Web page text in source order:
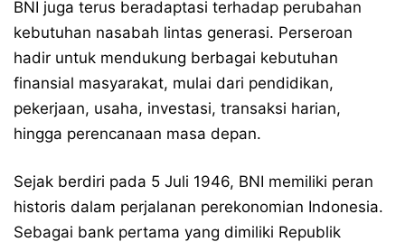
BNI juga terus beradaptasi terhadap perubahan
kebutuhan nasabah lintas generasi. Perseroan
hadir untuk mendukung berbagai kebutuhan
finansial masyarakat, mulai dari pendidikan,
pekerjaan, usaha, investasi, transaksi harian,
hingga perencanaan masa depan.
Sejak berdiri pada 5 Juli 1946, BNI memiliki peran
historis dalam perjalanan perekonomian Indonesia.
Sebagai bank pertama yang dimiliki Republik